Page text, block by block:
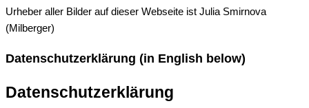
Urheber aller Bilder auf dieser Webseite ist Julia Smirnova
(Milberger)
Datenschutzerklärung (in English below)
Datenschutzerklärung